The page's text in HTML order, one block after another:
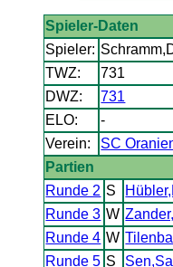
Spieler-Daten
Spieler:
TWZ:
731
DWZ:
731
ELO:
-
Verein:
SC
Partien
Runde 2 S
Runde 3 W
Runde 4 W
Runde 5 S